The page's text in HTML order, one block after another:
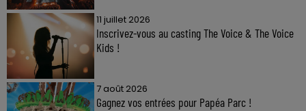
11 juillet 2026
Inscrivez-vous au casting The Voice & The Voice
Kids !
7 août 2026
Gagnez vos entrées pour Papéa Parc !